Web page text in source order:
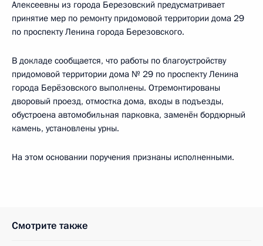
Алексеевны из города Березовский предусматривает
принятие мер по ремонту придомовой территории дома 29
по проспекту Ленина города Березовского.
В докладе сообщается, что работы по благоустройству
придомовой территории дома № 29 по проспекту Ленина
города Берёзовского выполнены. Отремонтированы
дворовый проезд, отмостка дома, входы в подъезды,
обустроена автомобильная парковка, заменён бордюрный
камень, установлены урны.
На этом основании поручения признаны исполненными.
Смотрите также